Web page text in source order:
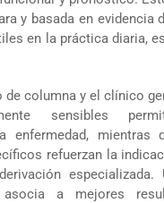
y basada en evidencia
en la práctica diaria,
de columna y el clínico
sensibles
enfermedad, mientras
refuerzan la
especializada.
a mejores